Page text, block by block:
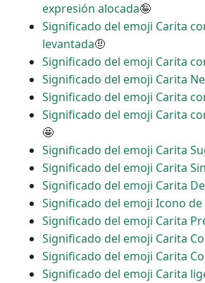
expresión alocada🤪
Significado del emoji Carita
levantada🤨
Significado del emoji Carita
Significado del emoji Carita
Significado del emoji Carita
Significado del emoji Carita
🤩
Significado del emoji Carita
Significado del emoji Carita
Significado del emoji Carita
Significado del emoji Icono de
Significado del emoji Carita
Significado del emoji Carita
Significado del emoji Carita
Significado del emoji Carita